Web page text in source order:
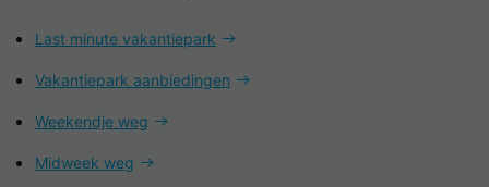
Last minute vakantiepark
Vakantiepark aanbiedingen
Weekendje weg
Midweek weg